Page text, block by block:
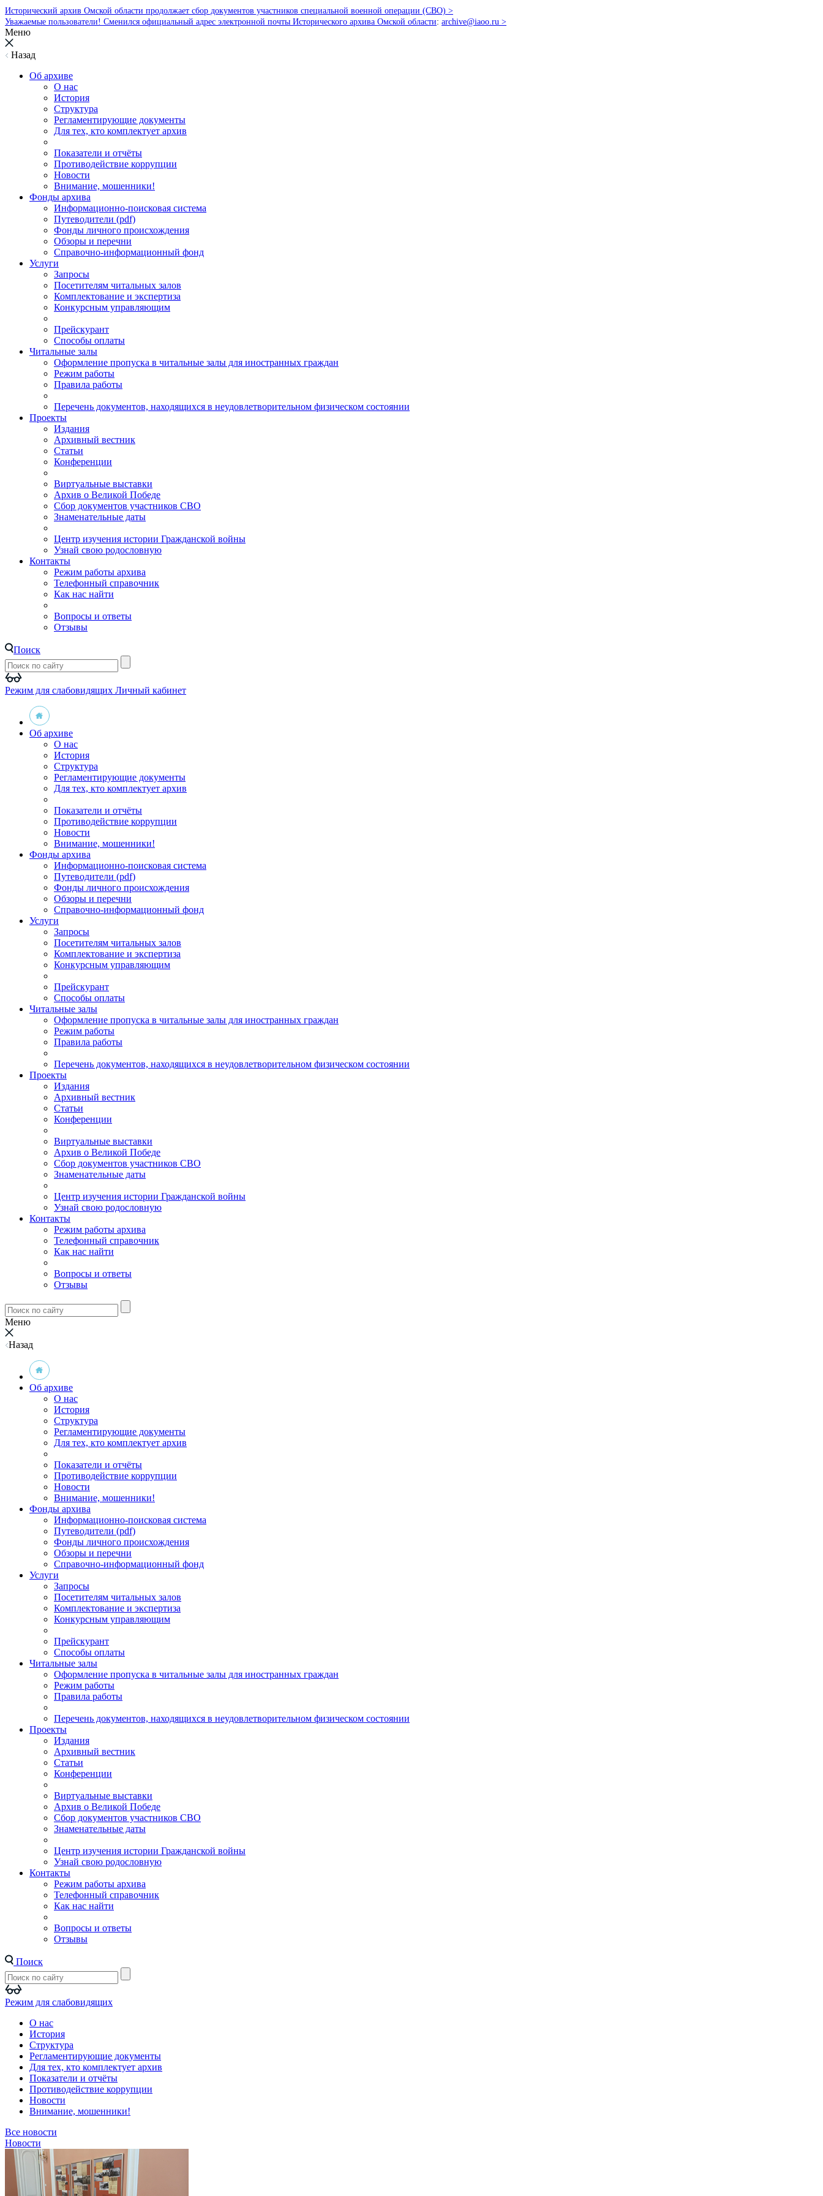
Исторический архив Омской области продолжает сбор документов участников специальной военной операции (СВО) >
Уважаемые пользователи! Сменился официальный адрес электронной почты Исторического архива Омской области: archive@iaoo.ru >
Меню
Назад
Об архиве
О нас
История
Структура
Регламентирующие документы
Для тех, кто комплектует архив
Показатели и отчёты
Противодействие коррупции
Новости
Внимание, мошенники!
Фонды архива
Информационно-поисковая система
Путеводители (pdf)
Фонды личного происхождения
Обзоры и перечни
Справочно-информационный фонд
Услуги
Запросы
Посетителям читальных залов
Комплектование и экспертиза
Конкурсным управляющим
Прейскурант
Способы оплаты
Читальные залы
Оформление пропуска в читальные залы для иностранных граждан
Режим работы
Правила работы
Перечень документов, находящихся в неудовлетворительном физическом состоянии
Проекты
Издания
Архивный вестник
Статьи
Конференции
Виртуальные выставки
Архив о Великой Победе
Сбор документов участников СВО
Знаменательные даты
Центр изучения истории Гражданской войны
Узнай свою родословную
Контакты
Режим работы архива
Телефонный справочник
Как нас найти
Вопросы и ответы
Отзывы
Поиск
Режим для слабовидящих Личный кабинет
Об архиве
О нас
История
Структура
Регламентирующие документы
Для тех, кто комплектует архив
Показатели и отчёты
Противодействие коррупции
Новости
Внимание, мошенники!
Фонды архива
Информационно-поисковая система
Путеводители (pdf)
Фонды личного происхождения
Обзоры и перечни
Справочно-информационный фонд
Услуги
Запросы
Посетителям читальных залов
Комплектование и экспертиза
Конкурсным управляющим
Прейскурант
Способы оплаты
Читальные залы
Оформление пропуска в читальные залы для иностранных граждан
Режим работы
Правила работы
Перечень документов, находящихся в неудовлетворительном физическом состоянии
Проекты
Издания
Архивный вестник
Статьи
Конференции
Виртуальные выставки
Архив о Великой Победе
Сбор документов участников СВО
Знаменательные даты
Центр изучения истории Гражданской войны
Узнай свою родословную
Контакты
Режим работы архива
Телефонный справочник
Как нас найти
Вопросы и ответы
Отзывы
Меню
Назад
Об архиве
О нас
История
Структура
Регламентирующие документы
Для тех, кто комплектует архив
Показатели и отчёты
Противодействие коррупции
Новости
Внимание, мошенники!
Фонды архива
Информационно-поисковая система
Путеводители (pdf)
Фонды личного происхождения
Обзоры и перечни
Справочно-информационный фонд
Услуги
Запросы
Посетителям читальных залов
Комплектование и экспертиза
Конкурсным управляющим
Прейскурант
Способы оплаты
Читальные залы
Оформление пропуска в читальные залы для иностранных граждан
Режим работы
Правила работы
Перечень документов, находящихся в неудовлетворительном физическом состоянии
Проекты
Издания
Архивный вестник
Статьи
Конференции
Виртуальные выставки
Архив о Великой Победе
Сбор документов участников СВО
Знаменательные даты
Центр изучения истории Гражданской войны
Узнай свою родословную
Контакты
Режим работы архива
Телефонный справочник
Как нас найти
Вопросы и ответы
Отзывы
Поиск
Режим для слабовидящих
О нас
История
Структура
Регламентирующие документы
Для тех, кто комплектует архив
Показатели и отчёты
Противодействие коррупции
Новости
Внимание, мошенники!
Все новости
Новости